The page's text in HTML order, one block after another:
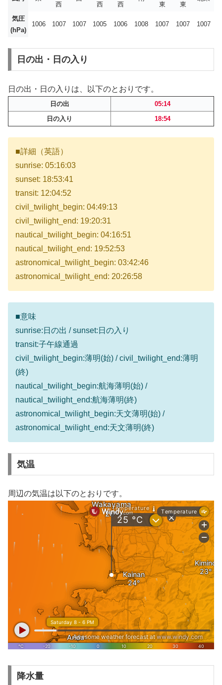
西
西
西
東
東
気圧
(hPa)
1006 1007 1007 1005 1006 1008 1007 1007 1007
日の出・日の入り
日の出・日の入りは、以下のとおりです。
日の出
05:14
日の入り
18:54
■詳細（英語）
sunrise: 05:16:03
sunset: 18:53:41
transit: 12:04:52
civil_twilight_begin: 04:49:13
civil_twilight_end: 19:20:31
nautical_twilight_begin: 04:16:51
nautical_twilight_end: 19:52:53
astronomical_twilight_begin: 03:42:46
astronomical_twilight_end: 20:26:58
■意味
sunrise:日の出 / sunset:日の入り
transit:子午線通過
civil_twilight_begin:薄明(始) / civil_twilight_end:薄明
(終)
nautical_twilight_begin:航海薄明(始) /
nautical_twilight_end:航海薄明(終)
astronomical_twilight_begin:天文薄明(始) /
astronomical_twilight_end:天文薄明(終)
気温
周辺の気温は以下のとおりです。
降水量